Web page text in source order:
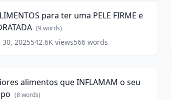
para ter uma PELE FIRME e
(9words)
30, 2025542.6K views566 words
alimentos que INFLAMAM o seu
(8words)